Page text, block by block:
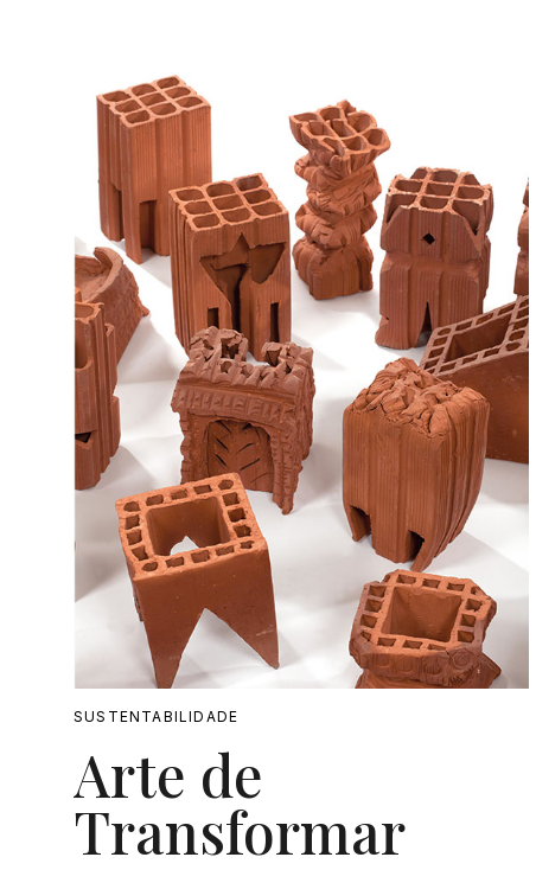
SUSTENTABILIDADE
Arte de
Transformar